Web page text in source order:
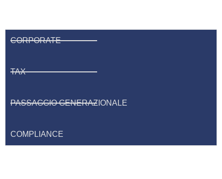
CORPORATE
TAX
PASSAGGIO GENERAZIONALE
COMPLIANCE